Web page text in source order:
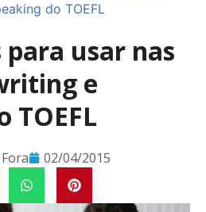
do TOEFL
usar nas
e
TOEFL
02/04/2015